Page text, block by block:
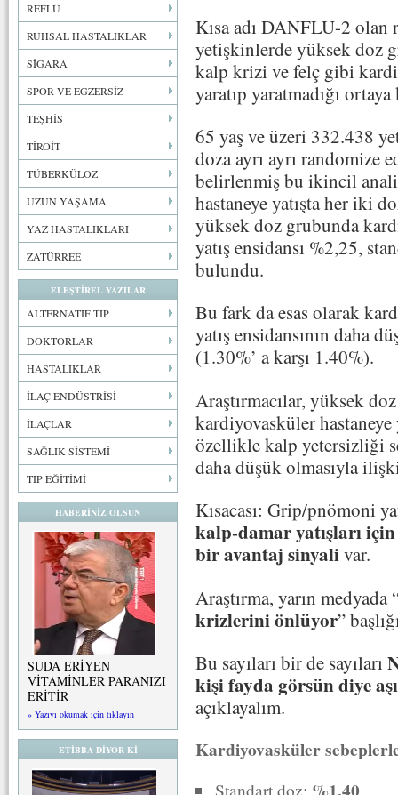
REFLÜ
RUHSAL HASTALIKLAR
SİGARA
SPOR VE EGZERSİZ
TEŞHİS
TİROİT
TÜBERKÜLOZ
UZUN YAŞAMA
YAZ HASTALIKLARI
ZATÜRREE
ELEŞTİREL YAZILAR
ALTERNATİF TIP
DOKTORLAR
HASTALIKLAR
İLAÇ ENDÜSTRİSİ
İLAÇLAR
SAĞLIK SİSTEMİ
TIP EĞİTİMİ
HABERİNİZ OLSUN
SUDA ERİYEN
VİTAMİNLER PARANIZI
ERİTİR
» Yazıyı okumak için tıklayın
ETİBBA DİYOR Kİ
Kısa adı DANFLU-2 olan
yetişkinlerde yüksek doz
kalp krizi ve felç gibi
yaratıp yaratmadığı
65 yaş ve üzeri 332.438
doza ayrı ayrı randomize
belirlenmiş bu ikincil
hastaneye yatışta her iki
yüksek doz grubunda
yatış ensidansı %2,25,
bulundu.
Bu fark da esas olarak
yatış ensidansının daha
(1.30%’ a karşı 1.40%).
Araştırmacılar, yüksek
kardiyovasküler hastaneye
özellikle kalp yetersizliği
daha düşük olmasıyla
Kısacası: Grip/pnömoni
kalp-damar yatışları
bir avantaj sinyalivar.
Araştırma, yarın medyada
krizlerini önlüyor”
Bu sayıları bir de sayıları
kişi fayda görsün diye
açıklayalım.
Kardiyovasküler
Standart doz: